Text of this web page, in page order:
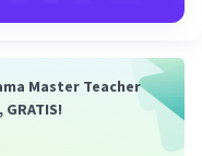
yang terjadi di
Master Teacher